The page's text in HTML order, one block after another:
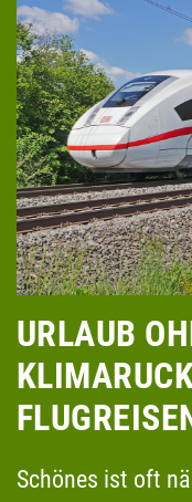
URLAUB
Schönes ist oft